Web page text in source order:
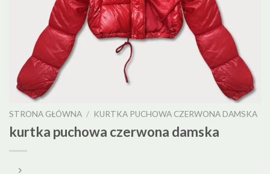
STRONA GŁÓWNA / KURTKA PUCHOWA CZERWONA DAMSKA
kurtka puchowa czerwona damska